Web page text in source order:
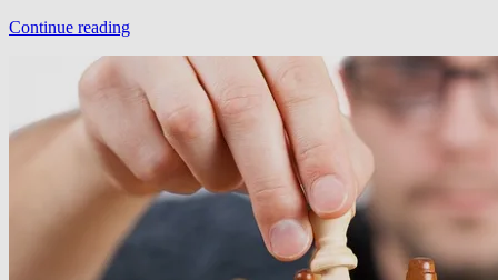
Continue reading